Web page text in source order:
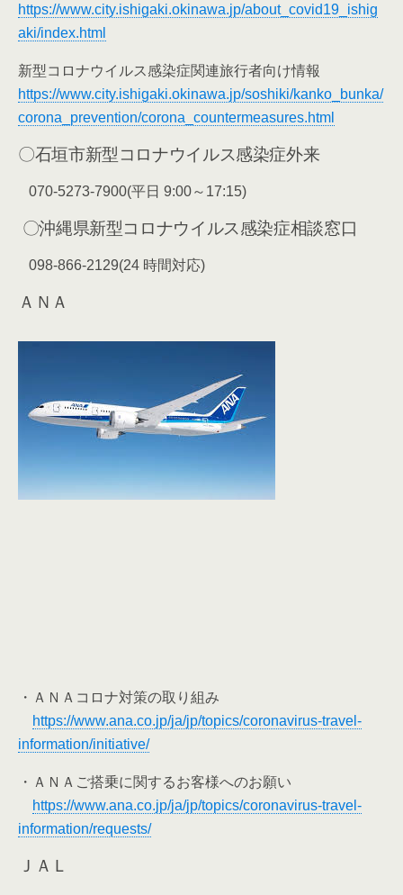
https://www.city.ishigaki.okinawa.jp/about_covid19_ishig
aki/index.html
新型コロナウイルス感染症関連旅行者向け情報
https://www.city.ishigaki.okinawa.jp/soshiki/kanko_bunka/
corona_prevention/corona_countermeasures.html
〇石垣市新型コロナウイルス感染症外来
070-5273-7900(平日 9:00～17:15)
〇沖縄県新型コロナウイルス感染症相談窓口
098-866-2129(24 時間対応)
ＡＮＡ
・ＡＮＡコロナ対策の取り組み
https://www.ana.co.jp/ja/jp/topics/coronavirus-travel-
information/initiative/
・ＡＮＡご搭乗に関するお客様へのお願い
https://www.ana.co.jp/ja/jp/topics/coronavirus-travel-
information/requests/
ＪＡＬ